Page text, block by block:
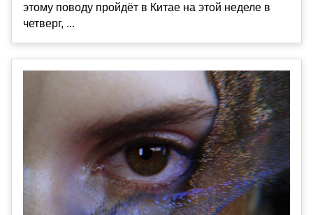
этому поводу пройдёт в Китае на этой неделе в
четверг, ...